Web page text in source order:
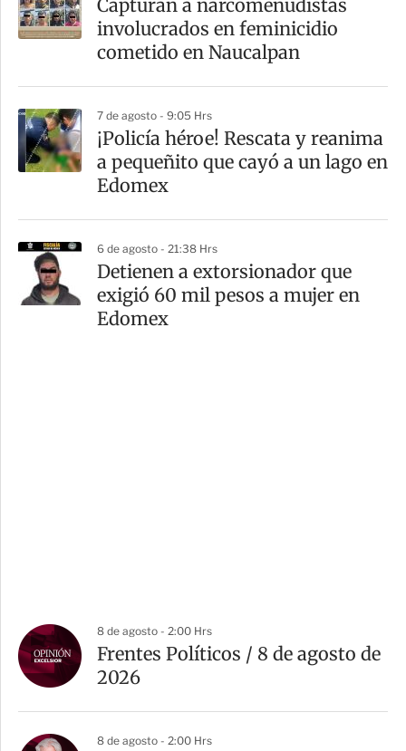
Capturan a narcomenudistas
involucrados en feminicidio
cometido en Naucalpan
7 de agosto - 9:05 Hrs
¡Policía héroe! Rescata y reanima
a pequeñito que cayó a un lago en
Edomex
6 de agosto - 21:38 Hrs
Detienen a extorsionador que
exigió 60 mil pesos a mujer en
Edomex
8 de agosto - 2:00 Hrs
Frentes Políticos / 8 de agosto de
2026
8 de agosto - 2:00 Hrs